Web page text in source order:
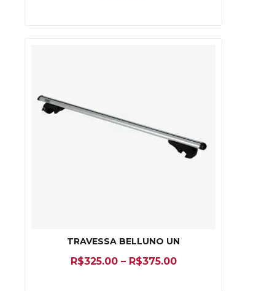
TRAVESSA BELLUNO UN
R$325.00 – R$375.00